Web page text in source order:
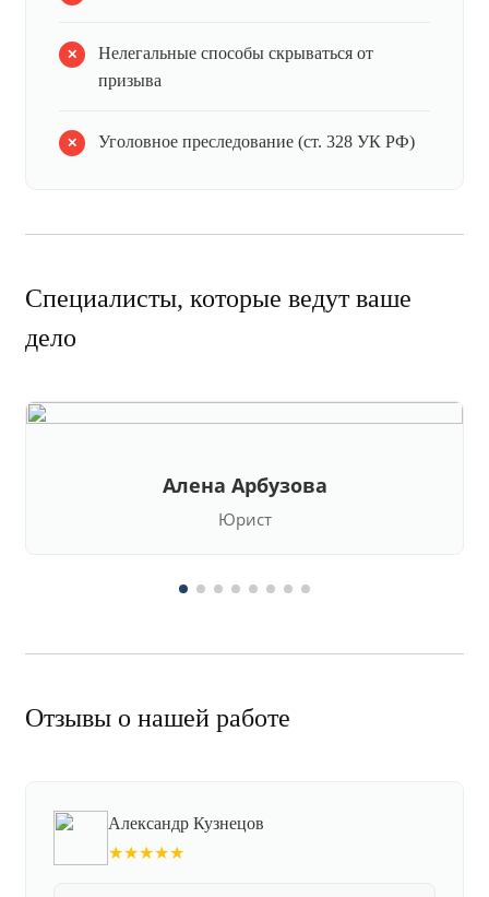
Нелегальные способы скрываться от
призыва
Уголовное преследование (ст. 328 УК РФ)
Специалисты, которые ведут ваше
дело
Алена Арбузова
Юрист
Отзывы о нашей работе
Александр Кузнецов
★★★★★